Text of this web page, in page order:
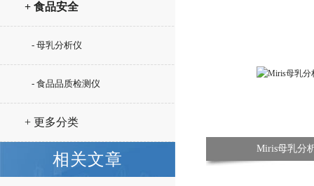
+ 食品安全
- 母乳分析仪
- 食品品质检测仪
+ 更多分类
相关文章
Miris母乳分